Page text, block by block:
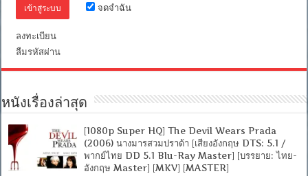
จดจำฉัน
ลงทะเบียน
ลืมรหัสผ่าน
หนังเรื่องล่าสุด
[1080p Super HQ] The Devil Wears Prada
(2006) นางมารสวมปราด้า [เสียงอังกฤษ DTS: 5.1 /
พากย์ไทย DD 5.1 Blu-Ray Master] [บรรยาย: ไทย-
อังกฤษ Master] [MKV] [MASTER]